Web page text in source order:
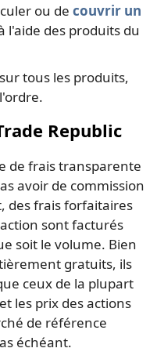
ou de couvrir un
l'aide des produits du
tous les produits,
Republic
de frais transparente
avoir de commission
des frais forfaitaires
sont facturés
soit le volume. Bien
gratuits, ils
ceux de la plupart
les prix des actions
de référence
échéant.